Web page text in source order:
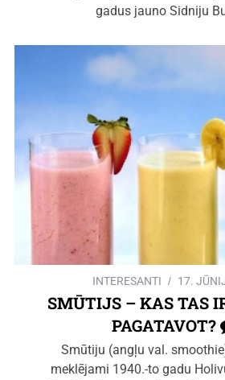
gadus jauno Sidniju
INTERESANTI 17.
SMŪTIJS – KAS TAS
PAGATAVOT?
Smūtiju (angļu val.
meklējami 1940.-to gadu